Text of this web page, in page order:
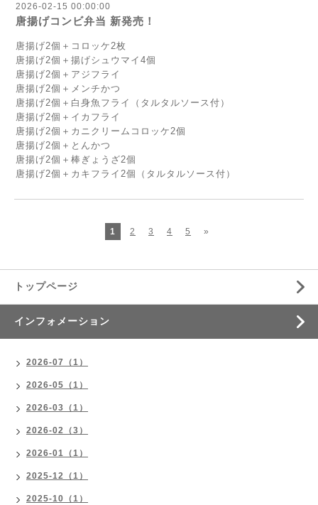
2026-02-15 00:00:00
唐揚げコンビ弁当 新発売！
唐揚げ2個＋コロッケ2枚
唐揚げ2個＋揚げシュウマイ4個
唐揚げ2個＋アジフライ
唐揚げ2個＋メンチかつ
唐揚げ2個＋白身魚フライ（タルタルソース付）
唐揚げ2個＋イカフライ
唐揚げ2個＋カニクリームコロッケ2個
唐揚げ2個＋とんかつ
唐揚げ2個＋棒ぎょうざ2個
唐揚げ2個＋カキフライ2個（タルタルソース付）
1 2 3 4 5 »
トップページ
インフォメーション
2026-07（1）
2026-05（1）
2026-03（1）
2026-02（3）
2026-01（1）
2025-12（1）
2025-10（1）